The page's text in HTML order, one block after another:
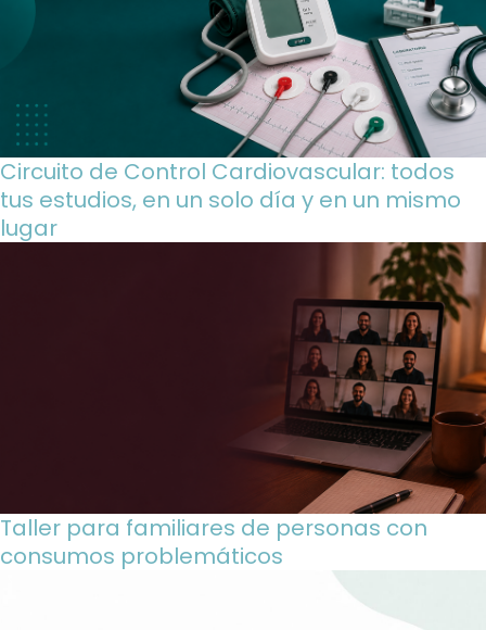
Circuito de Control Cardiovascular: todos
tus estudios, en un solo día y en un mismo
lugar
Taller para familiares de personas con
consumos problemáticos